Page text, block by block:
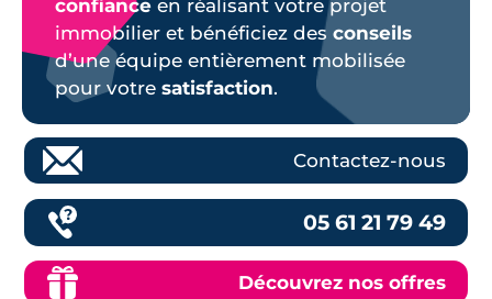
confiance en réalisant votre projet
immobilier et bénéficiez des conseils
d’une équipe entièrement mobilisée
pour votre satisfaction.
Contactez-nous
05 61 21 79 49
Découvrez nos offres